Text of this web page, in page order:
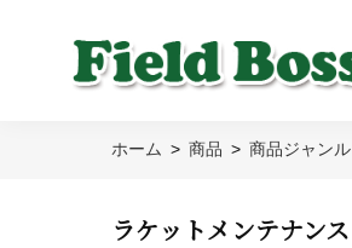
ホーム 商品 商品ジャンル
ラケットメンテナンス